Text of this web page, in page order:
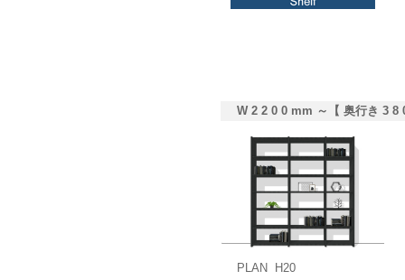
W 2 2 0 0 mm ～【 奥行き 3 8
PLAN H20